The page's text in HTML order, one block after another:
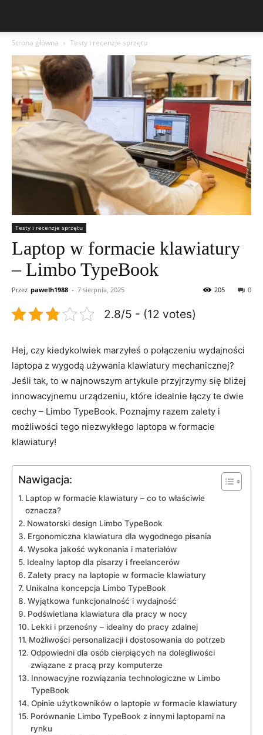
Strona główna Testy i recenzje sprzętu
Testy i recenzje sprzętu
Laptop w formacie klawiatury
– Limbo TypeBook
Przez pawelh1988 - 7 sierpnia, 2025 0
205
2.8/5 - (12 votes)
Hej, czy ⁢kiedykolwiek marzyłeś o połączeniu⁣ wydajności ​
laptopa z wygodą używania ⁢klawiatury ​mechanicznej?
Jeśli ⁣tak, to‍ w najnowszym artykule ‌przyjrzymy ⁢się​ bliżej
⁤innowacyjnemu urządzeniu, które idealnie ‍łączy te dwie
cechy ‌– Limbo TypeBook. Poznajmy razem zalety i
możliwości ​tego niezwykłego laptopa w formacie⁤
klawiatury!
Nawigacja:
Laptop w formacie​ klawiatury – co to ‍właściwie
oznacza?
Nowatorski design⁣ Limbo TypeBook
Ergonomiczna klawiatura dla⁤ wygodnego pisania
Wysoka jakość wykonania i materiałów
Idealny laptop ​dla pisarzy⁣ i ‌freelancerów
Zalety pracy na ‍laptopie w formacie klawiatury
Unikalna koncepcja Limbo TypeBook
Wyjątkowa funkcjonalność ⁤i⁣ wydajność
Podświetlana ​klawiatura dla pracy w nocy
Lekki i przenośny – ⁢idealny do pracy zdalnej
Możliwości personalizacji⁤ i dostosowania‍ do potrzeb
Odpowiedni dla ⁤osób cierpiących na​ dolegliwości
⁣związane z pracą ⁤przy komputerze
Innowacyjne rozwiązania technologiczne w Limbo
‌TypeBook
Opinie⁣ użytkowników⁣ o ⁢laptopie w formacie⁣ klawiatury
Porównanie Limbo TypeBook ⁢z innymi ​laptopami⁢ na
‍rynku